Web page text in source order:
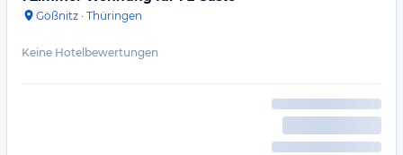
Gößnitz · Thüringen
Keine Hotelbewertungen